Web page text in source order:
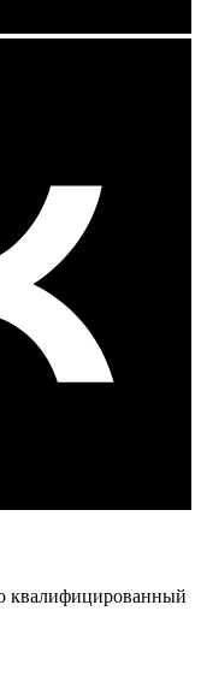
квалифицированный